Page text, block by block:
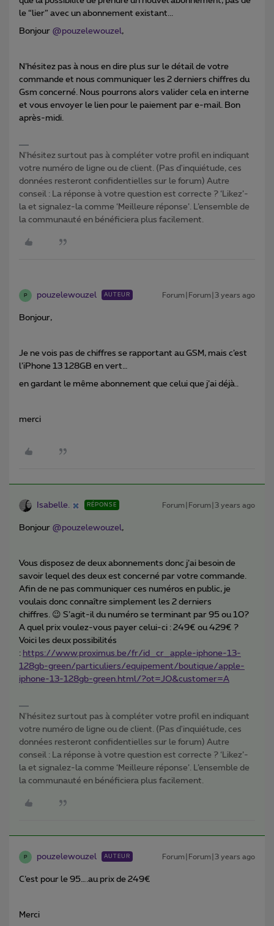
le “lier” avec un abonnement existant...
Bonjour @pouzelewouzel,
N’hésitez pas à nous en dire plus sur le détail de votre
commande et nous communiquer les 2 derniers chiffres du
Gsm concerné. Nous pourrons alors valider cela en interne
et vous envoyer le lien pour le paiement par e-mail. Bon
après-midi.
N'hésitez surtout pas à compléter votre profil en indiquant
votre numéro de ligne ou de client. (Pas d'inquiétude, ces
données resteront confidentielles sur le forum) Autre
conseil : La réponse à votre question est correcte ? ‘Likez’-
la et signalez-la comme ‘Meilleure réponse’. L’ensemble de
la communauté en bénéficiera plus facilement.
P pouzelewouzel AUTEUR Forum|Forum|3 years ago
Bonjour,
Je ne vois pas de chiffres se rapportant au GSM, mais c’est
l’iPhone 13 128GB en vert…
en gardant le même abonnement que celui que j’ai déjà..
merci
Isabelle. RÉPONSE Forum|Forum|3 years ago
Bonjour @pouzelewouzel,
Vous disposez de deux abonnements donc j’ai besoin de
savoir lequel des deux est concerné par votre commande.
Afin de ne pas communiquer ces numéros en public, je
voulais donc connaître simplement les 2 derniers
chiffres. 😉 S’agit-il du numéro se terminant par 95 ou 10?
A quel prix voulez-vous payer celui-ci : 249€ ou 429€ ?
Voici les deux possibilités
: https://www.proximus.be/fr/id_cr_apple-iphone-13-
128gb-green/particuliers/equipement/boutique/apple-
iphone-13-128gb-green.html/?ot=JO&customer=A
N'hésitez surtout pas à compléter votre profil en indiquant
votre numéro de ligne ou de client. (Pas d'inquiétude, ces
données resteront confidentielles sur le forum) Autre
conseil : La réponse à votre question est correcte ? ‘Likez’-
la et signalez-la comme ‘Meilleure réponse’. L’ensemble de
la communauté en bénéficiera plus facilement.
P pouzelewouzel AUTEUR Forum|Forum|3 years ago
C’est pour le 95….au prix de 249€
Merci